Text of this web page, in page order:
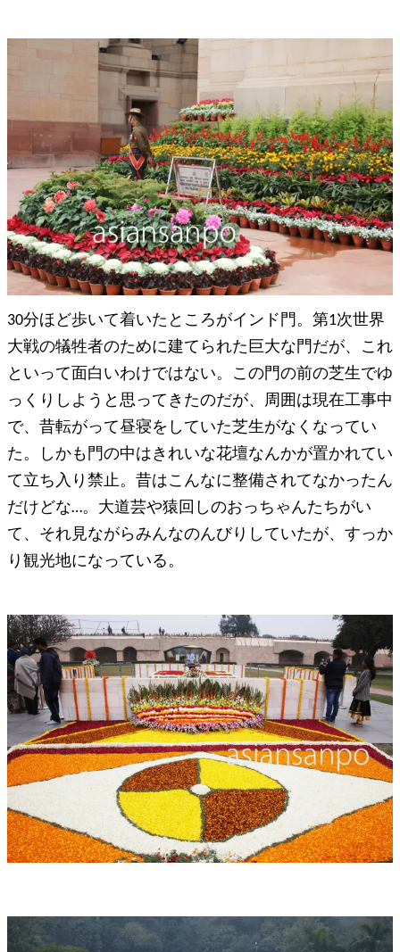
30分ほど歩いて着いたところがインド門。第1次世界
大戦の犠牲者のために建てられた巨大な門だが、これ
といって面白いわけではない。この門の前の芝生でゆ
っくりしようと思ってきたのだが、周囲は現在工事中
で、昔転がって昼寝をしていた芝生がなくなってい
た。しかも門の中はきれいな花壇なんかが置かれてい
て立ち入り禁止。昔はこんなに整備されてなかったん
だけどな…。大道芸や猿回しのおっちゃんたちがい
て、それ見ながらみんなのんびりしていたが、すっか
り観光地になっている。